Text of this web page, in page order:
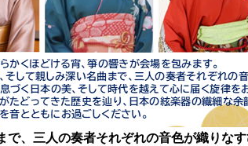
、三人の奏者それぞれの音色が織りなす